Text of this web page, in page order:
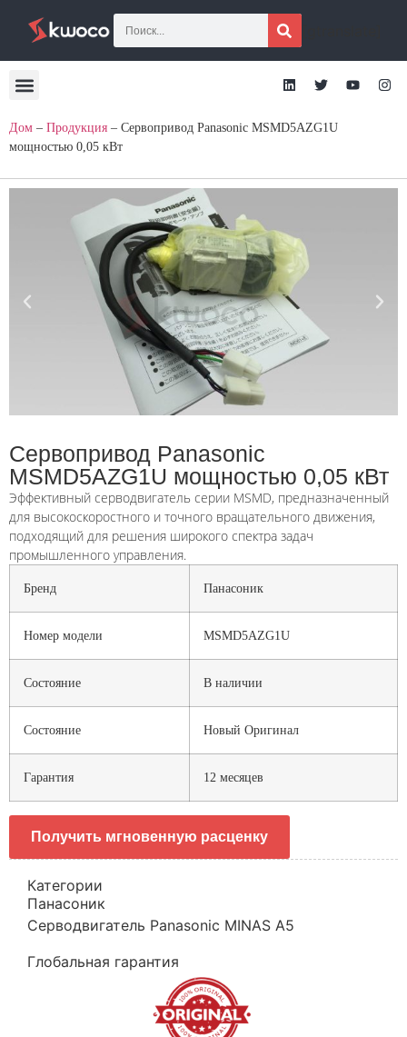
Дом – Продукция – Сервопривод Panasonic MSMD5AZG1U
мощностью 0,05 кВт
Сервопривод Panasonic
MSMD5AZG1U мощностью 0,05 кВт
Эффективный серводвигатель серии MSMD, предназначенный
для высокоскоростного и точного вращательного движения,
подходящий для решения широкого спектра задач
промышленного управления.
Бренд Панасоник
Номер модели MSMD5AZG1U
Состояние В наличии
Состояние Новый Оригинал
Гарантия 12 месяцев
Получить мгновенную расценку
Категории
Панасоник
Серводвигатель Panasonic MINAS A5
Глобальная гарантия